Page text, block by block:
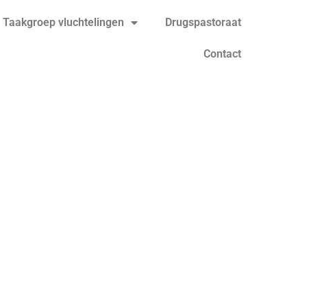
Taakgroep vluchtelingen Drugspastoraat
Contact